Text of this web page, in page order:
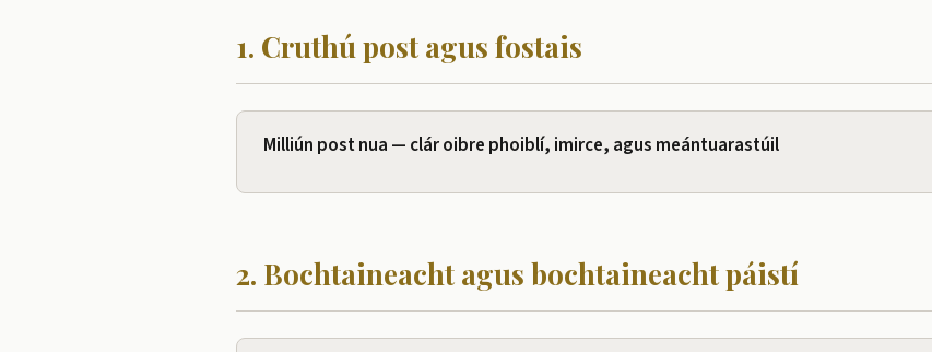
1. Cruthú post agus fostais
Milliún post nua — clár oibre phoiblí, imirce, agus meántuarastúil
2. Bochtaineacht agus bochtaineacht páistí